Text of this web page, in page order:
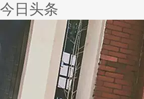
今日头条